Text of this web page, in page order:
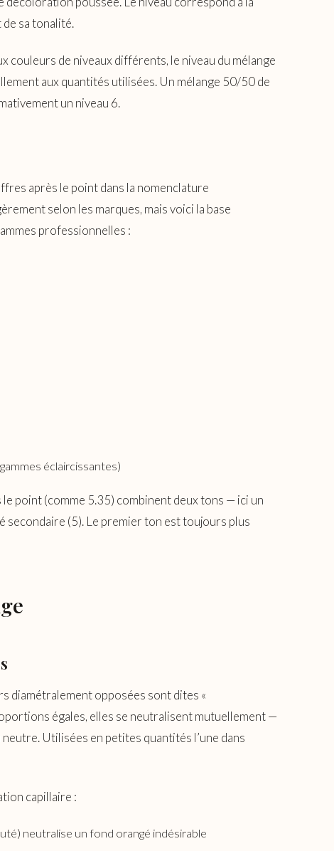
sa tonalité.
couleurs de niveaux différents, le niveau du mélange
aux quantités utilisées. Un mélange 50/50 de
un niveau 6.
après le point dans la nomenclature
selon les marques, mais voici la base
professionnelles :
éclaircissantes)
point (comme 5.35) combinent deux tons — ici un
secondaire (5). Le premier ton est toujours plus
diamétralement opposées sont dites «
égales, elles se neutralisent mutuellement —
Utilisées en petites quantités l’une dans
capillaire :
neutralise un fond orangé indésirable